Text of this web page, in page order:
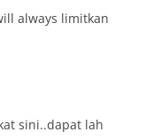
always limitkan
sini..dapat lah